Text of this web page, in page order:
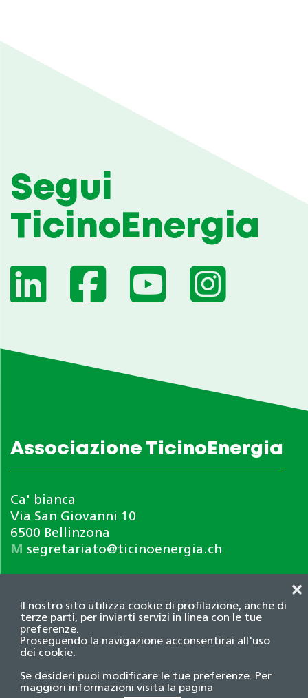
Il nostro sito utilizza cookie di profilazione, anche di
terze parti, per inviarti servizi in linea con le tue
preferenze.
Proseguendo la navigazione acconsentirai all'uso
dei cookie.
Se desideri puoi modificare le tue preferenze. Per
maggiori informazioni visita la pagina
❌
Segui
TicinoEnergia
Associazione TicinoEnergia
Ca' bianca
Via San Giovanni 10
6500 Bellinzona
M segretariato@ticinoenergia.ch
Informativa privacy
© 2026 Associazione TicinoEnergia. Tutti i diritti
riservati.